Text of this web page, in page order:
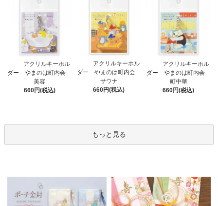
アクリルキーホル
ダー やまのは町内会
美容
660円(税込)
アクリルキーホル
ダー やまのは町内会
サウナ
660円(税込)
アクリルキーホル
ダー やまのは町内会
町中華
660円(税込)
もっと見る